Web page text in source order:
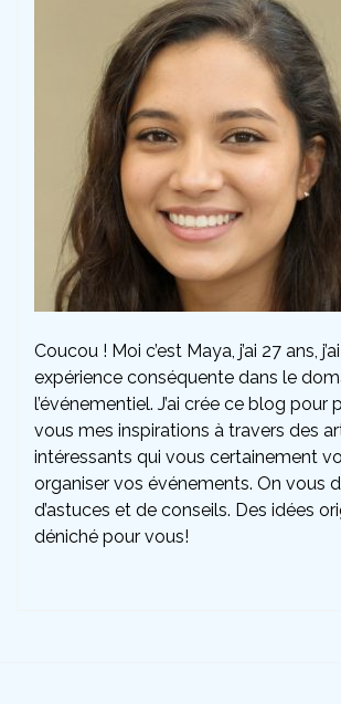
Coucou ! Moi c’est Maya, j’ai 27 ans,
expérience conséquente dans le
l’événementiel. J’ai crée ce blog pour
vous mes inspirations à travers des
intéressants qui vous certainement
organiser vos événements. On vous
d’astuces et de conseils. Des idées
déniché pour vous!